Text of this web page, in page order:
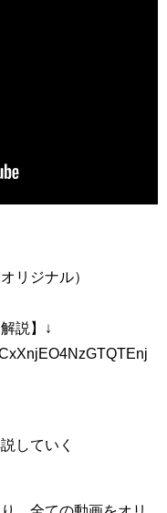
リジナル）
説】↓
していく